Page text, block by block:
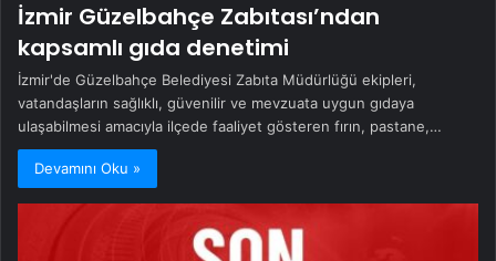
İzmir Güzelbahçe Zabıtası’ndan
kapsamlı gıda denetimi
İzmir'de Güzelbahçe Belediyesi Zabıta Müdürlüğü ekipleri,
vatandaşların sağlıklı, güvenilir ve mevzuata uygun gıdaya
ulaşabilmesi amacıyla ilçede faaliyet gösteren fırın, pastane,…
Devamını Oku »